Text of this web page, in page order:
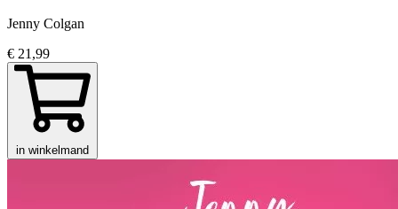
Jenny Colgan
€ 21,99
in winkelmand